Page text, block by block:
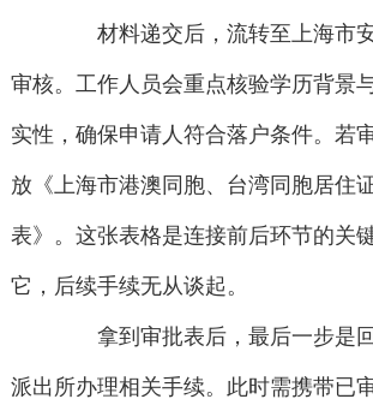
材料递交后，流转至上海市
审核。工作人员会重点核验学历背景
实性，确保申请人符合落户条件。若
放《上海市港澳同胞、台湾同胞居住
表》。这张表格是连接前后环节的关
它，后续手续无从谈起。
拿到审批表后，最后一步是
派出所办理相关手续。此时需携带已